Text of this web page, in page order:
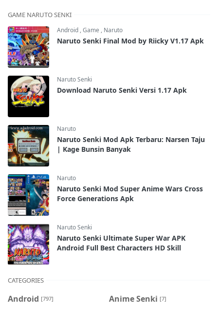
GAME NARUTO SENKI
Android ,Game , Naruto
Naruto Senki Final Mod by Riicky V1.17 Apk
Naruto Senki
Download Naruto Senki Versi 1.17 Apk
Naruto
Naruto Senki Mod Apk Terbaru: Narsen Taju
| Kage Bunsin Banyak
Naruto
Naruto Senki Mod Super Anime Wars Cross
Force Generations Apk
Naruto Senki
Naruto Senki Ultimate Super War APK
Android Full Best Characters HD Skill
CATEGORIES
Android [797] Anime Senki [7]